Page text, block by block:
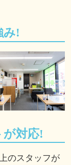
み!
対応!
のスタッフが